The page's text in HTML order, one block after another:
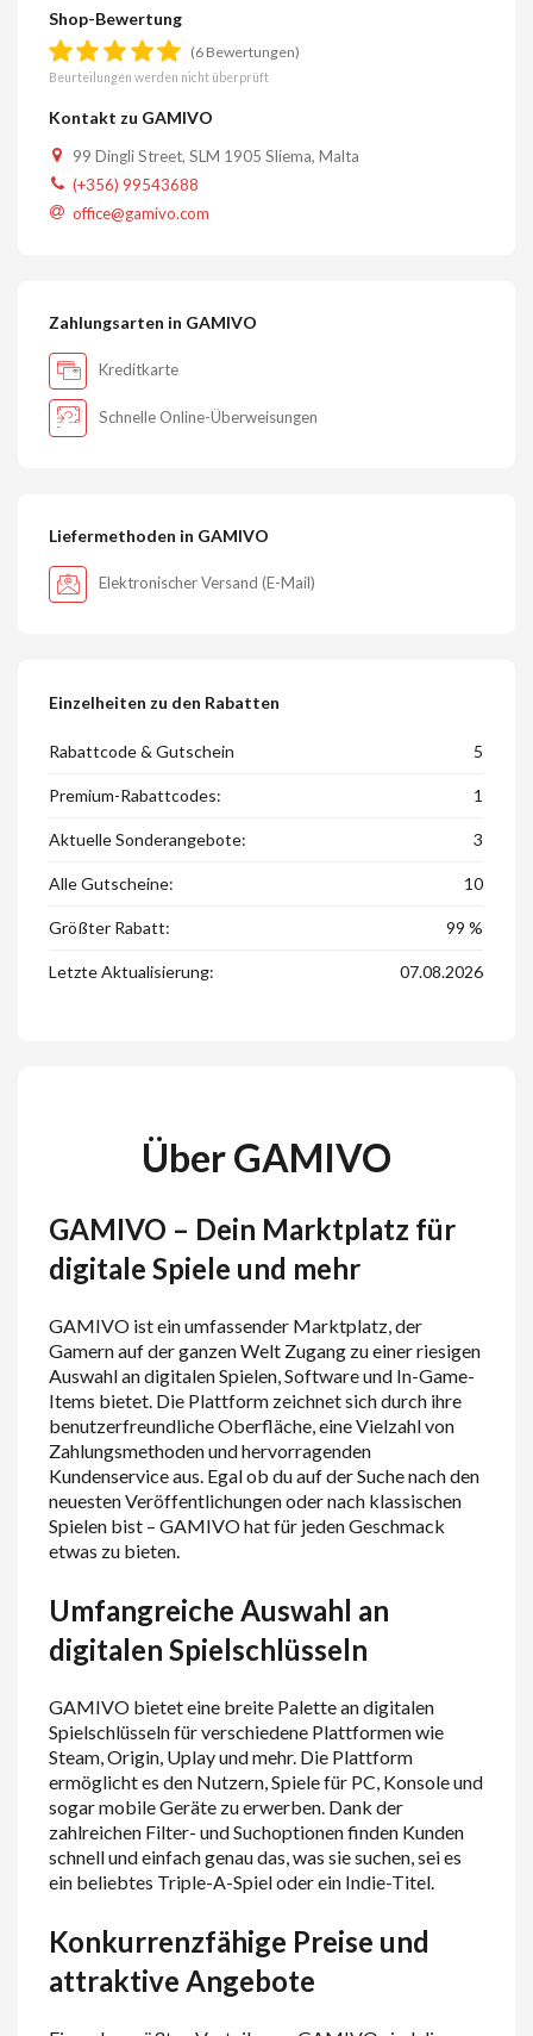
Shop-Bewertung
(6 Bewertungen)
Beurteilungen werden nicht überprüft
Kontakt zu GAMIVO
99 Dingli Street, SLM 1905 Sliema, Malta
(+356) 99543688
office@gamivo.com
Zahlungsarten in GAMIVO
Kreditkarte
Schnelle Online-Überweisungen
Liefermethoden in GAMIVO
Elektronischer Versand (E-Mail)
Einzelheiten zu den Rabatten
Rabattcode & Gutschein 5
Premium-Rabattcodes: 1
Aktuelle Sonderangebote: 3
Alle Gutscheine: 10
Größter Rabatt: 99 %
Letzte Aktualisierung: 07.08.2026
Über GAMIVO
GAMIVO – Dein Marktplatz für
digitale Spiele und mehr
GAMIVO ist ein umfassender Marktplatz, der
Gamern auf der ganzen Welt Zugang zu einer riesigen
Auswahl an digitalen Spielen, Software und In-Game-
Items bietet. Die Plattform zeichnet sich durch ihre
benutzerfreundliche Oberfläche, eine Vielzahl von
Zahlungsmethoden und hervorragenden
Kundenservice aus. Egal ob du auf der Suche nach den
neuesten Veröffentlichungen oder nach klassischen
Spielen bist – GAMIVO hat für jeden Geschmack
etwas zu bieten.
Umfangreiche Auswahl an
digitalen Spielschlüsseln
GAMIVO bietet eine breite Palette an digitalen
Spielschlüsseln für verschiedene Plattformen wie
Steam, Origin, Uplay und mehr. Die Plattform
ermöglicht es den Nutzern, Spiele für PC, Konsole und
sogar mobile Geräte zu erwerben. Dank der
zahlreichen Filter- und Suchoptionen finden Kunden
schnell und einfach genau das, was sie suchen, sei es
ein beliebtes Triple-A-Spiel oder ein Indie-Titel.
Konkurrenzfähige Preise und
attraktive Angebote